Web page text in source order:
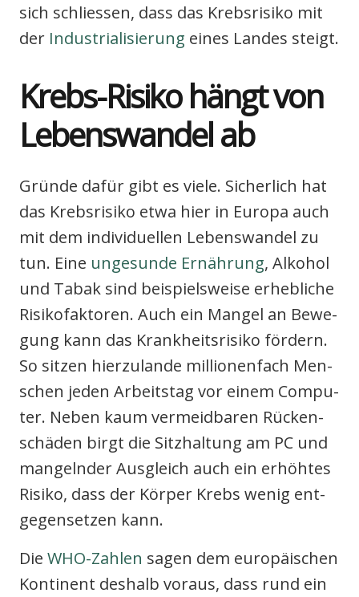
sich schlies­sen, dass das Krebs­ri­si­ko mit
der Indus­tria­li­sie­rung eines Lan­des steigt.
Krebs-Risi­ko hängt von
Lebens­wan­del ab
Grün­de dafür gibt es vie­le. Sicher­lich hat
das Krebs­ri­si­ko etwa hier in Euro­pa auch
mit dem indi­vi­du­el­len Lebens­wan­del zu
tun. Eine unge­sun­de Ernäh­rung, Alko­hol
und Tabak sind bei­spiels­wei­se erheb­li­che
Risi­ko­fak­to­ren. Auch ein Man­gel an Bewe­
gung kann das Krank­heits­ri­si­ko för­dern.
So sit­zen hier­zu­lan­de mil­lio­nen­fach Men­
schen jeden Arbeits­tag vor einem Com­pu­
ter. Neben kaum ver­meid­ba­ren Rücken­
schä­den birgt die Sitz­hal­tung am PC und
man­geln­der Aus­gleich auch ein erhöh­tes
Risi­ko, dass der Kör­per Krebs wenig ent­
ge­gen­set­zen kann.
Die WHO-Zah­len sagen dem euro­päi­schen
Kon­ti­nent des­halb vor­aus, dass rund ein